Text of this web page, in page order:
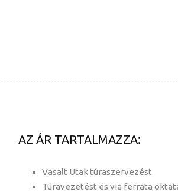
AZ ÁR TARTALMAZZA:
Vasalt Utak túraszervezést
Túravezetést és via ferrata